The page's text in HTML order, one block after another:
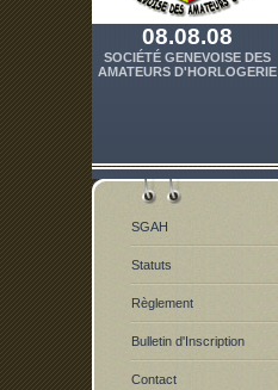
08.08.08
SOCIÉTÉ GENEVOISE DES
AMATEURS D'HORLOGERIE
SGAH
Statuts
Règlement
Bulletin d'Inscription
Contact